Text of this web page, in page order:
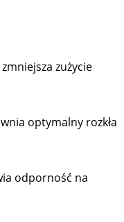
zużycie
optymalny rozkład
odporność na